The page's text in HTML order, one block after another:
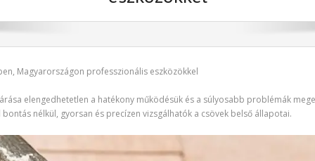
Magyarországon professzionális eszközökkel
elengedhetetlen a hatékony működésük és a súlyosabb problémák
bontás nélkül, gyorsan és precízen vizsgálhatók a csövek belső állapotai.